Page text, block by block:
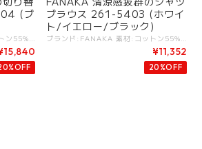
(ブ
ブラウス 261-5403 (ホワイ
ト/イエロー/ブラック)
¥11,352
20%OFF